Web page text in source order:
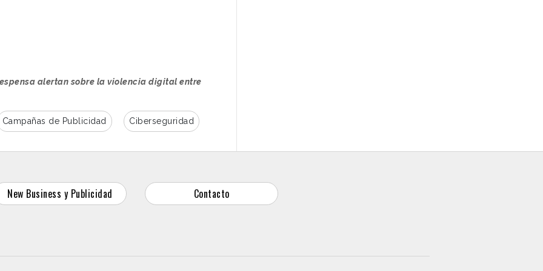
Desconecta la ciberviolencia”, una
detectar, actuar y acompañar ante
situaciones de violencia digital.
Las piezas audiovisuales, producidas por
cotidianas, comidas familiares o
conviven dos realidades paralelas. Por un
para quienes rodean al adolescente.
alertan sobre la violencia digital entre
Campañas de Publicidad Ciberseguridad
New Business y Publicidad Contacto